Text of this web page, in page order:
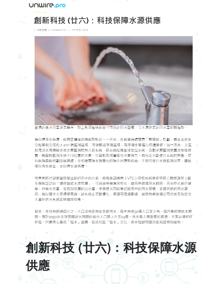
創新科技 (廿六)：科技保障水源
供應